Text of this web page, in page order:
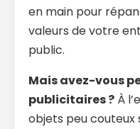
en main pour
valeurs de votre
public.
Mais avez-vous
publicitaires ? À
objets peu